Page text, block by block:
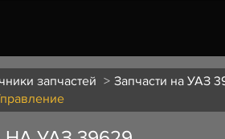
запчастей
Запчасти на УАЗ